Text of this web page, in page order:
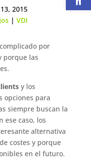
2015
| VDI
por
porque las
y los
opciones para
siempre buscan la
ese caso, los
alternativa
costes y porque
en el futuro.